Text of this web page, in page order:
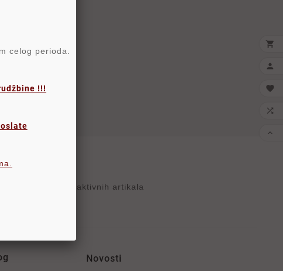
preko 15000 aktivnih artikala
Novosti





celog perioda.
!!!